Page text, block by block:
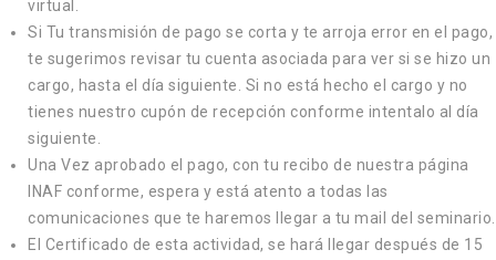
virtual.
Si Tu transmisión de pago se corta y te arroja error en el pago,
te sugerimos revisar tu cuenta asociada para ver si se hizo un
cargo, hasta el día siguiente. Si no está hecho el cargo y no
tienes nuestro cupón de recepción conforme intentalo al día
siguiente.
Una Vez aprobado el pago, con tu recibo de nuestra página
INAF conforme, espera y está atento a todas las
comunicaciones que te haremos llegar a tu mail del seminario.
El Certificado de esta actividad, se hará llegar después de 15